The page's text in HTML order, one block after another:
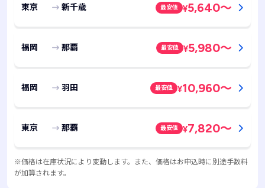
東京 新千歳 最安値 ¥5,640～
福岡 那覇 最安値 ¥5,980～
福岡 羽田 最安値 ¥10,960～
東京 那覇 最安値 ¥7,820～
※価格は在庫状況により変動します。また、価格はお申込時に別途手数料
が加算されます。